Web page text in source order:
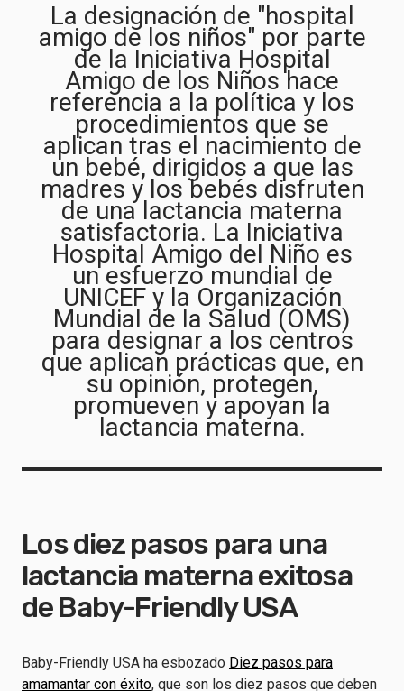
La designación de "hospital
amigo de los niños" por parte
de la Iniciativa Hospital
Amigo de los Niños hace
referencia a la política y los
procedimientos que se
aplican tras el nacimiento de
un bebé, dirigidos a que las
madres y los bebés disfruten
de una lactancia materna
satisfactoria. La Iniciativa
Hospital Amigo del Niño es
un esfuerzo mundial de
UNICEF y la Organización
Mundial de la Salud (OMS)
para designar a los centros
que aplican prácticas que, en
su opinión, protegen,
promueven y apoyan la
lactancia materna.
Los diez pasos para una
lactancia materna exitosa
de Baby-Friendly USA
Baby-Friendly USA ha esbozado Diez pasos para
amamantar con éxito, que son los diez pasos que deben